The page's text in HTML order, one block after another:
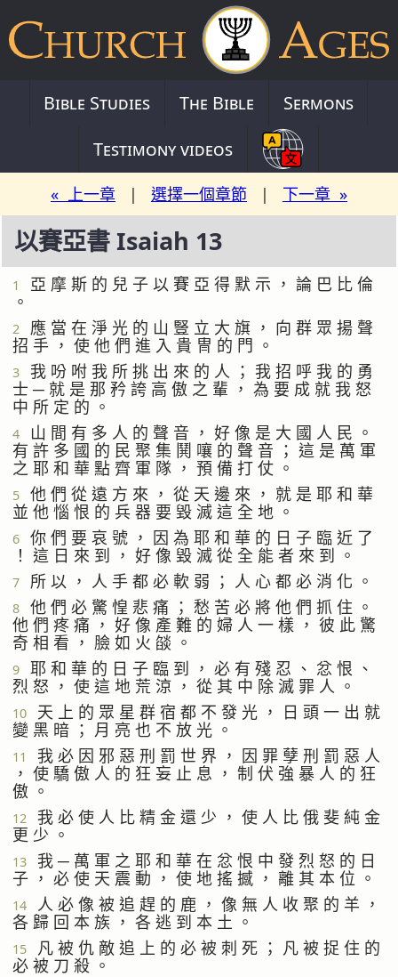
Bible Studies The Bible
Sermons
Testimony videos
« 上一章 | 選擇一個章節 | 下一章 »
以賽亞書 Isaiah 13
1
亞 摩 斯 的 兒 子 以 賽 亞 得 默 示 ， 論 巴 比 倫
。
2
應 當 在 淨 光 的 山 豎 立 大 旗 ， 向 群 眾 揚 聲
招 手 ， 使 他 們 進 入 貴 冑 的 門 。
3
我 吩 咐 我 所 挑 出 來 的 人 ； 我 招 呼 我 的 勇
士 ─ 就 是 那 矜 誇 高 傲 之 輩 ， 為 要 成 就 我 怒
中 所 定 的 。
4
山 間 有 多 人 的 聲 音 ， 好 像 是 大 國 人 民 。
有 許 多 國 的 民 聚 集 鬨 嚷 的 聲 音 ； 這 是 萬 軍
之 耶 和 華 點 齊 軍 隊 ， 預 備 打 仗 。
5
他 們 從 遠 方 來 ， 從 天 邊 來 ， 就 是 耶 和 華
並 他 惱 恨 的 兵 器 要 毀 滅 這 全 地 。
6
你 們 要 哀 號 ， 因 為 耶 和 華 的 日 子 臨 近 了
！ 這 日 來 到 ， 好 像 毀 滅 從 全 能 者 來 到 。
7 所 以 ， 人 手 都 必 軟 弱 ； 人 心 都 必 消 化 。
8
他 們 必 驚 惶 悲 痛 ； 愁 苦 必 將 他 們 抓 住 。
他 們 疼 痛 ， 好 像 產 難 的 婦 人 一 樣 ， 彼 此 驚
奇 相 看 ， 臉 如 火 燄 。
9
耶 和 華 的 日 子 臨 到 ， 必 有 殘 忍 、 忿 恨 、
烈 怒 ， 使 這 地 荒 涼 ， 從 其 中 除 滅 罪 人 。
10
天 上 的 眾 星 群 宿 都 不 發 光 ， 日 頭 一 出 就
變 黑 暗 ； 月 亮 也 不 放 光 。
11
我 必 因 邪 惡 刑 罰 世 界 ， 因 罪 孽 刑 罰 惡 人
， 使 驕 傲 人 的 狂 妄 止 息 ， 制 伏 強 暴 人 的 狂
傲 。
12
我 必 使 人 比 精 金 還 少 ， 使 人 比 俄 斐 純 金
更 少 。
13
我 ─ 萬 軍 之 耶 和 華 在 忿 恨 中 發 烈 怒 的 日
子 ， 必 使 天 震 動 ， 使 地 搖 撼 ， 離 其 本 位 。
14
人 必 像 被 追 趕 的 鹿 ， 像 無 人 收 聚 的 羊 ，
各 歸 回 本 族 ， 各 逃 到 本 土 。
15
凡 被 仇 敵 追 上 的 必 被 刺 死 ； 凡 被 捉 住 的
必 被 刀 殺 。